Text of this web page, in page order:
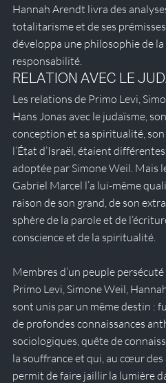
Hannah Arendt livra des
totalitarisme et de ses
développa une philosophie de
responsabilité.
RELATION AVEC LE
Les relations de Primo Levi,
Hans Jonas avec le judaïsme,
conception et sa spiritualité,
l’État d’Israël, étaient
adoptée par Simone Weil. Mais
Gabriel Marcel l’a lui-même
raison de son grand, de son
sphère de la parole et de
conscience et de la spiritualité.
Membres d’un peuple
Primo Levi, Simone Weil,
sont unis par un même destin :
de profondes connaissances
sociologiques, quête de
la souffrance et qui, au cœur des
permit de faire jaillir la lumière